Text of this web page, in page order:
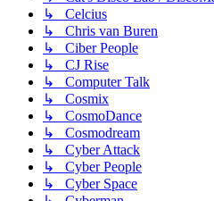
↳ Celcius
↳ Chris van Buren
↳ Ciber People
↳ CJ Rise
↳ Computer Talk
↳ Cosmix
↳ CosmoDance
↳ Cosmodream
↳ Cyber Attack
↳ Cyber People
↳ Cyber Space